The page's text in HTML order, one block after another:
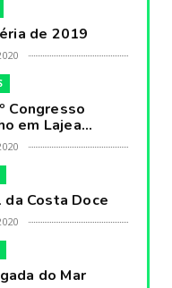
de 2019
Congresso
em Lajea...
Costa Doce
do Mar